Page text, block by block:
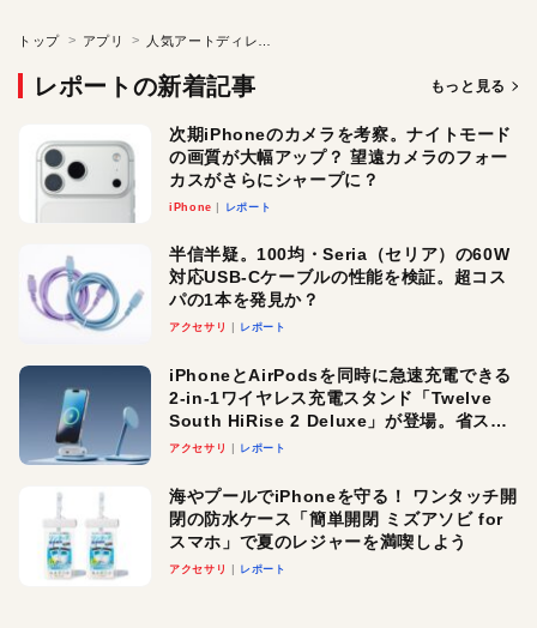
トップ アプリ
レポートの新着記事 もっと見る
次期iPhoneのカメラを考察。ナイトモード
の画質が大幅アップ？ 望遠カメラのフォー
カスがさらにシャープに？
iPhone レポート
半信半疑。100均・Seria（セリア）の60W
対応USB-Cケーブルの性能を検証。超コス
パの1本を発見か？
アクセサリ レポート
iPhoneとAirPodsを同時に急速充電できる
2-in-1ワイヤレス充電スタンド「Twelve
South HiRise 2 Deluxe」が登場。省スペ
ースでおしゃれに充電したい人にオスス
アクセサリ レポート
海やプールでiPhoneを守る！ ワンタッチ開
閉の防水ケース「簡単開閉 ミズアソビ for
スマホ」で夏のレジャーを満喫しよう
アクセサリ レポート